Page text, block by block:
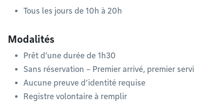
Tous les jours de 10h à 20h
Modalités
Prêt d’une durée de 1h30
Sans réservation – Premier arrivé, premier servi
Aucune preuve d’identité requise
Registre volontaire à remplir